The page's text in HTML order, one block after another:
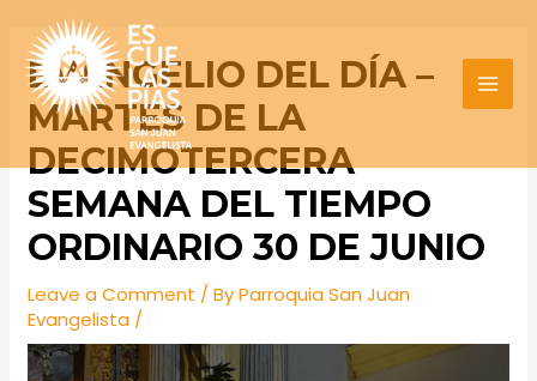
content
EVANGELIO DEL DÍA –
MARTES DE LA
DECIMOTERCERA
SEMANA DEL TIEMPO
ORDINARIO 30 DE JUNIO
Leave a Comment / ByParroquia San Juan
Evangelista /
Post
navigation